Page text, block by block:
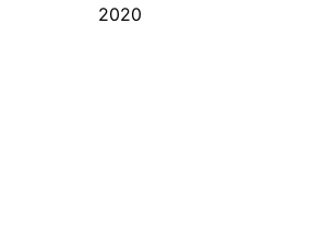
2020